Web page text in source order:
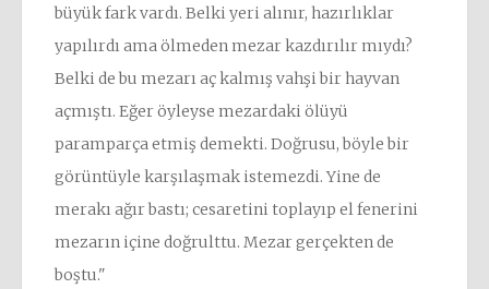
büyük fark vardı. Belki yeri alınır, hazırlıklar
yapılırdı ama ölmeden mezar kazdırılır mıydı?
Belki de bu mezarı aç kalmış vahşi bir hayvan
açmıştı. Eğer öyleyse mezardaki ölüyü
paramparça etmiş demekti. Doğrusu, böyle bir
görüntüyle karşılaşmak istemezdi. Yine de
merakı ağır bastı; cesaretini toplayıp el fenerini
mezarın içine doğrulttu. Mezar gerçekten de
boştu."